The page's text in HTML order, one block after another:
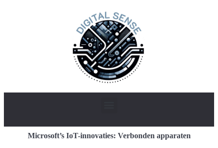
Microsoft’s IoT-innovaties: Verbonden apparaten